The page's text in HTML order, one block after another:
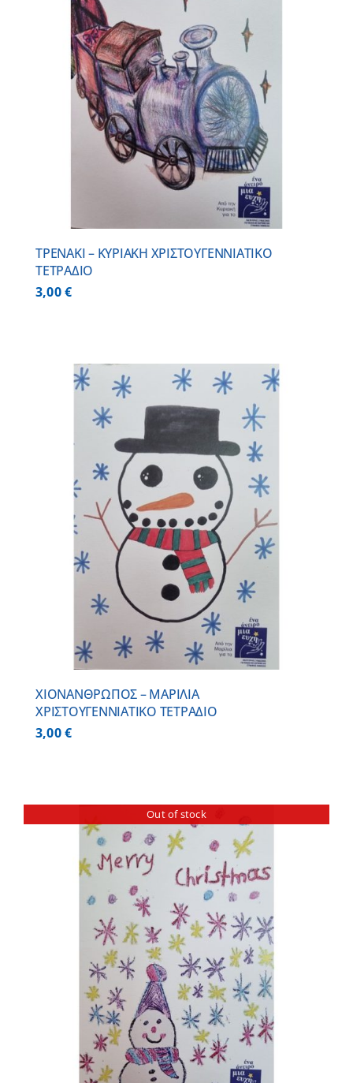
ΤΡΕΝΑΚΙ – ΚΥΡΙΑΚΗ ΧΡΙΣΤΟΥΓΕΝΝΙΑΤΙΚΟ
ΤΕΤΡΑΔΙΟ
3,00€
ΧΙΟΝΑΝΘΡΩΠΟΣ – ΜΑΡΙΛΙΑ
ΧΡΙΣΤΟΥΓΕΝΝΙΑΤΙΚΟ ΤΕΤΡΑΔΙΟ
3,00€
Out of stock